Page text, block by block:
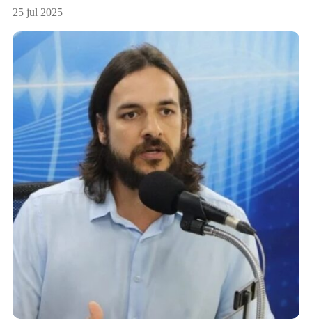
25 jul 2025